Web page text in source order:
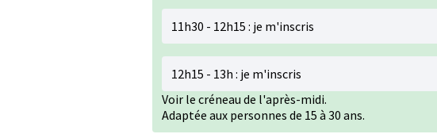
11h30 - 12h15 : je m'inscris
12h15 - 13h : je m'inscris
Voir le créneau de l'après-midi.
Adaptée aux personnes de 15 à 30 ans.